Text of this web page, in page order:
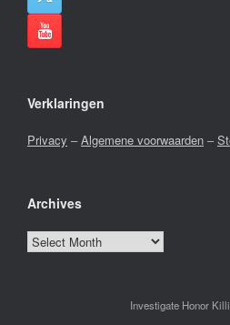
Verklaringen
Privacy –Algemene voorwaarden –
Archives
Archives
Investigate Honor